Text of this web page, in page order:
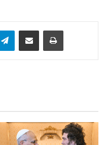
TelegramEnviar vía email Imprimir